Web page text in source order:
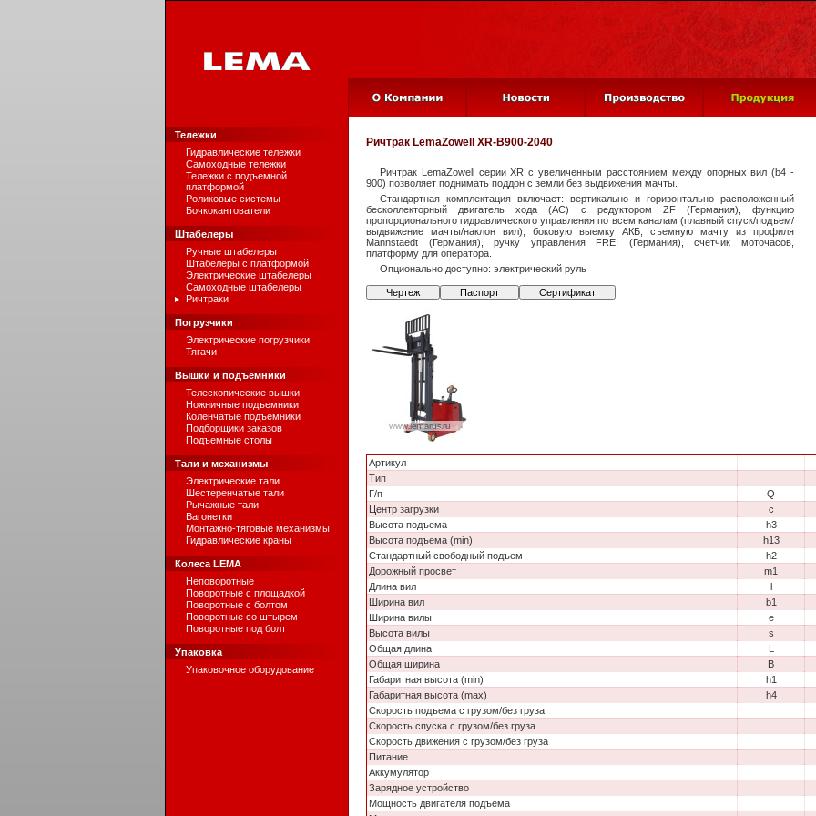
Тележки
Гидравлические тележки
Самоходные тележки
Тележки с подъемной
платформой
Роликовые системы
Бочкокантователи
Штабелеры
Ручные штабелеры
Штабелеры с платформой
Электрические штабелеры
Самоходные штабелеры
Ричтраки
Погрузчики
Электрические погрузчики
Тягачи
Вышки и подъемники
Телескопические вышки
Ножничные подъемники
Коленчатые подъемники
Подборщики заказов
Подъемные столы
Тали и механизмы
Электрические тали
Шестеренчатые тали
Рычажные тали
Вагонетки
Монтажно-тяговые механизмы
Гидравлические краны
Колеса LEMA
Неповоротные
Поворотные с площадкой
Поворотные с болтом
Поворотные со штырем
Поворотные под болт
Упаковка
Упаковочное оборудование
Ричтрак LemaZowell XR-B900-2040
Ричтрак LemaZowell серии XR с увеличенным расстоянием между опорных вил (b4 -
900) позволяет поднимать поддон с земли без выдвижения мачты.
Стандартная комплектация включает: вертикально и горизонтально расположенный
бесколлекторный двигатель хода (АС) с редуктором ZF (Германия), функцию
пропорционального гидравлического управления по всем каналам (плавный спуск/подъем/
выдвижение мачты/наклон вил), боковую выемку АКБ, съемную мачту из профиля
Mannstaedt (Германия), ручку управления FREI (Германия), счетчик моточасов,
платформу для оператора.
Опционально доступно: электрический руль
Чертеж Паспорт Сертификат
Артикул
Тип
Г/п
Q
Центр загрузки
c
Высота подъема
h3
Высота подъема (min)
h13
Стандартный свободный подъем
h2
Дорожный просвет
m1
Длина вил
l
Ширина вил
b1
Ширина вилы
e
Высота вилы
s
Общая длина
L
Общая ширина
B
Габаритная высота (min)
h1
Габаритная высота (max)
h4
Скорость подъема с грузом/без груза
Скорость спуска с грузом/без груза
Скорость движения с грузом/без груза
Питание
Аккумулятор
Зарядное устройство
Мощность двигателя подъема